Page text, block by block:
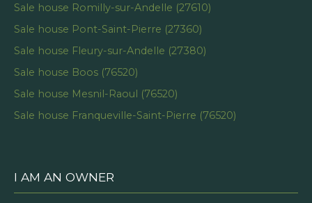
Sale house Romilly-sur-Andelle (27610)
Sale house Pont-Saint-Pierre (27360)
Sale house Fleury-sur-Andelle (27380)
Sale house Boos (76520)
Sale house Mesnil-Raoul (76520)
Sale house Franqueville-Saint-Pierre (76520)
I AM AN OWNER